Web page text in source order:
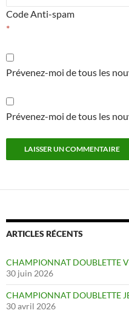
Code Anti-spam
*
Prévenez-moi de tous les
Prévenez-moi de tous les
ARTICLES RÉCENTS
CHAMPIONNAT DOUBLETTE
30 juin 2026
CHAMPIONNAT DOUBLETTE
30 avril 2026